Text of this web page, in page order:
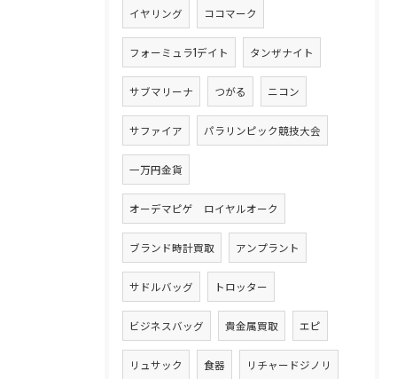
イヤリング ココマーク
フォーミュラ1デイト タンザナイト
サブマリーナ つがる ニコン
サファイア パラリンピック競技大会
一万円金貨
オーデマピゲ ロイヤルオーク
ブランド時計買取 アンプラント
サドルバッグ トロッター
ビジネスバッグ 貴金属買取 エピ
リュサック 食器 リチャードジノリ